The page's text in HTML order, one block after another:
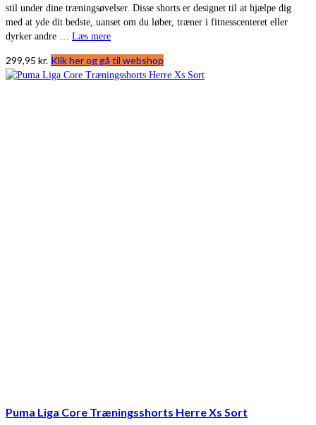
stil under dine træningsøvelser. Disse shorts er designet til at hjælpe dig
med at yde dit bedste, uanset om du løber, træner i fitnesscenteret eller
dyrker andre … Læs mere
299,95 kr. Klik her og gå til webshop
Puma Liga Core Træningsshorts Herre Xs Sort